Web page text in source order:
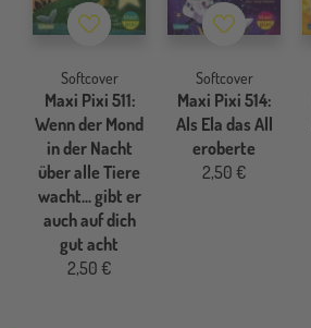
Merkzettel
Softcover
Maxi Pixi 511:
Wenn der Mond
in der Nacht
über alle Tiere
wacht... gibt er
auch auf dich
gut acht
2,50 €
Merkzettel
Softcover
Maxi Pixi 514:
Als Ela das All
eroberte
2,50 €